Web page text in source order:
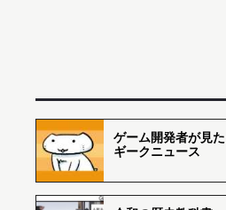
ゲーム開発者が見た
ギークニュース